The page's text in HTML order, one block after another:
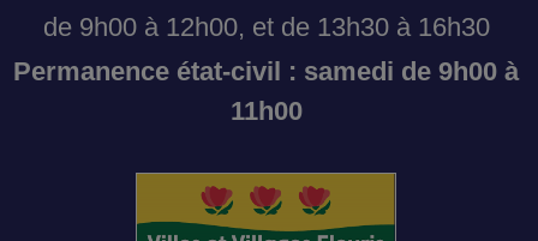
de 9h00 à 12h00, et de 13h30 à 16h30
Permanence état-civil : samedi de 9h00 à
11h00